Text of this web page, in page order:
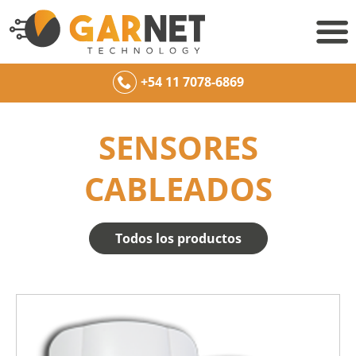
+54 11 7078-6869
SENSORES
CABLEADOS
Todos los productos